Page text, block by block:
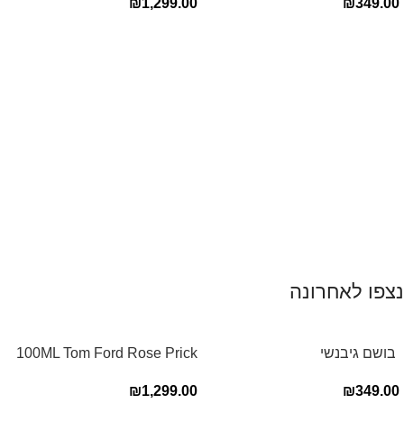
₪349.00
₪1,299.00
נצפו לאחרונה
‏ בושם גיבנשי
E.D.P 80ml ‏
₪349.00
100ML Tom Ford Rose Prick
₪1,299.00